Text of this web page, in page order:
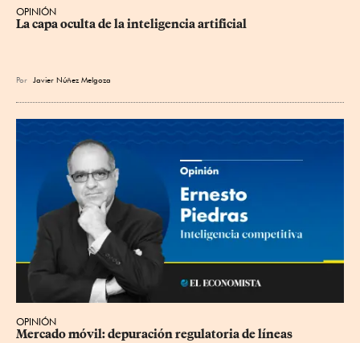
OPINIÓN
La capa oculta de la inteligencia artificial
Por Javier Núñez Melgoza
OPINIÓN
Mercado móvil: depuración regulatoria de líneas